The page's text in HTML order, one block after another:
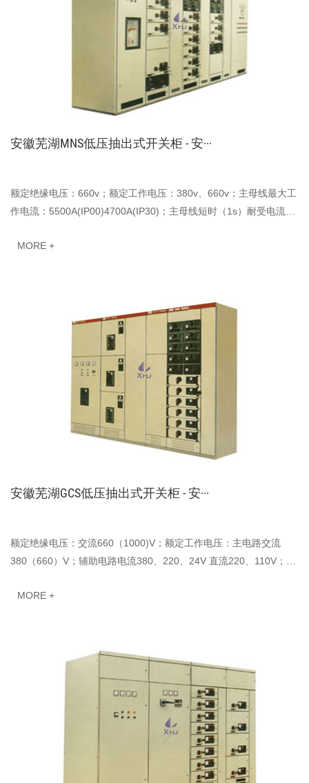
安徽芜湖MNS低压抽出式开关柜 - 安···
额定绝缘电压：660v；额定工作电压：380v、660v；主母线最大工
作电流：5500A(IP00)4700A(IP30)；主母线短时（1s）耐受电流：
MORE +
安徽芜湖GCS低压抽出式开关柜 - 安···
额定绝缘电压：交流660（1000)V；额定工作电压：主电路交流
380（660）V；辅助电路电流380、220、24V 直流220、110V；额
MORE +